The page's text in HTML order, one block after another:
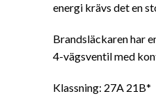
energi krävs det en
Brandsläckaren har
4-vägsventil med
Klassning: 27A 21B*